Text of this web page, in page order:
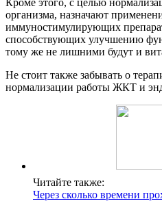
Кроме этого, с целью
организма, назначают
иммуностимулирующих
способствующих улучшению
тому же не лишними будут и
Не стоит также забывать о
нормализации работы ЖКТ и
Читайте также:
Через сколько времени